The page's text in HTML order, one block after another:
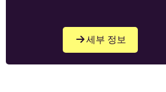
세부 정보